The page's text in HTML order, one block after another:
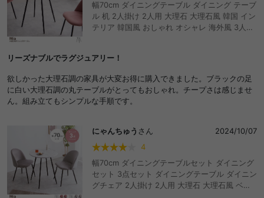
幅70cm ダイニングテーブル ダイニング テーブ
ル 机 2人掛け 2人用 大理石 大理石風 韓国 イン
テリア 韓国風 おしゃれ オシャレ 海外風 3人用
リーズナブルでラグジュアリー！
欲しかった大理石調の家具が大変お得に購入できました。ブラックの足
に白い大理石調の丸テーブルがとってもおしゃれ。チープさは感じませ
ん。組み立てもシンプルな手順です。
にゃんちゅう さん
2024/10/07
4
幅70cm ダイニングテーブルセット ダイニング
セット 3点セット ダイニングテーブル ダイニン
グチェア 2人掛け 2人用 大理石 大理石風 ベロ